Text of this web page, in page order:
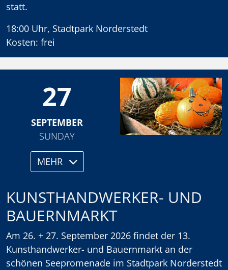
statt.
18:00 Uhr, Stadtpark Norderstedt
Kosten: frei
27
SEPTEMBER
SUNDAY
MEHR
KUNSTHANDWERKER- UND
BAUERNMARKT
Am 26. + 27. September 2026 findet der 13.
Kunsthandwerker- und Bauernmarkt an der
schönen Seepromenade im Stadtpark Norderstedt